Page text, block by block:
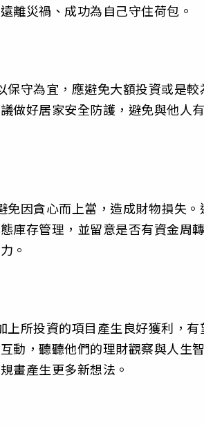
離災禍、成功為自己守住荷包。
守為宜，應避免大額投資或是較
做好居家安全防護，避免與他人
因貪心而上當，造成財物損失。
庫存管理，並留意是否有資金周
。
所投資的項目產生良好獲利，有
動，聽聽他們的理財觀察與人生
畫產生更多新想法。